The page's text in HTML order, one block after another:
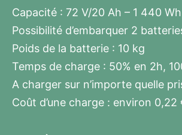
Capacité : 72 V/20 Ah – 1 440 Wh
Possibilité d’embarquer 2
Poids de la batterie : 10 kg
Temps de charge : 50% en 2h,
A charger sur n’importe quelle
Coût d’une charge : environ 0,22